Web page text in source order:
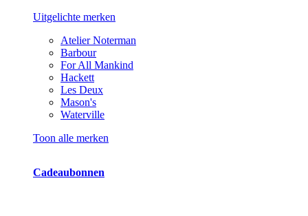
Uitgelichte merken
Atelier Noterman
Barbour
For All Mankind
Hackett
Les Deux
Mason's
Waterville
Toon alle merken
Cadeaubonnen